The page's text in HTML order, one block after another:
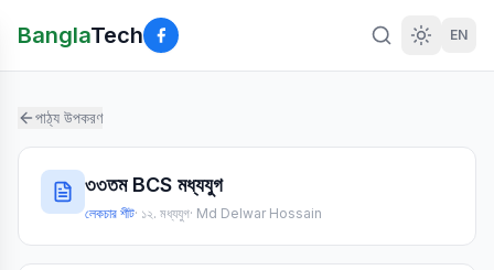
BanglaTech EN
পাঠ্য উপকরণ
৩৩তম BCS মধ্যযুগ
লেকচার শীট· ১২. মধ্যযুগ· Md Delwar Hossain